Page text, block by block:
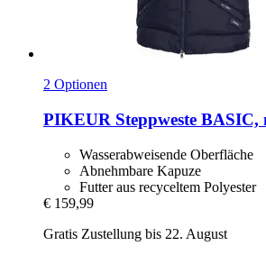
2 Optionen
PIKEUR Steppweste
Wasserabweisende Oberfläche
Abnehmbare Kapuze
Futter aus recyceltem Polyester
€ 159,99
Gratis Zustellung bis 22. August